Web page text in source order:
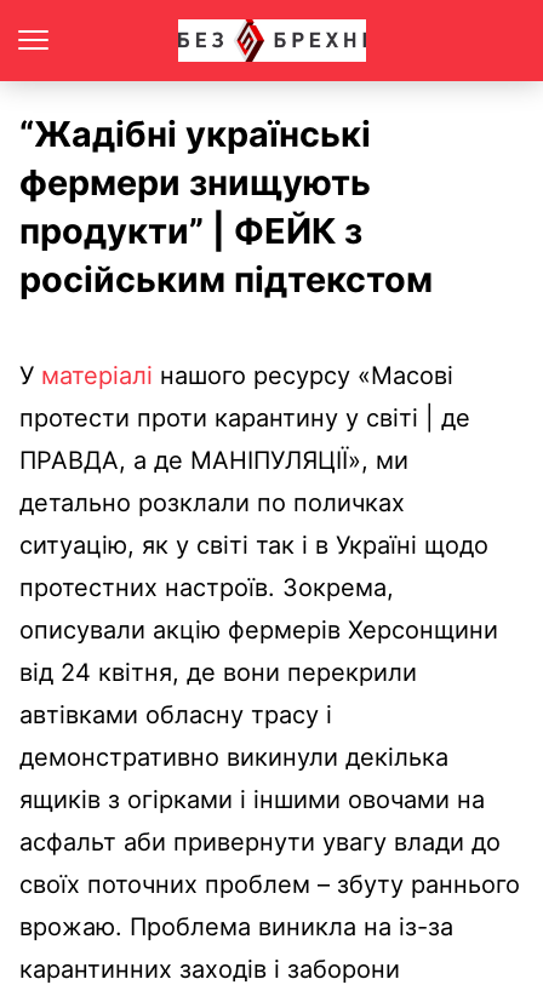
“Жадібні українські
фермери знищують
продукти” | ФЕЙК з
російським підтекстом
У матеріалі нашого ресурсу «Масові
протести проти карантину у світі | де
ПРАВДА, а де МАНІПУЛЯЦІЇ», ми
детально розклали по поличках
ситуацію, як у світі так і в Україні щодо
протестних настроїв. Зокрема,
описували акцію фермерів Херсонщини
від 24 квітня, де вони перекрили
автівками обласну трасу і
демонстративно викинули декілька
ящиків з огірками і іншими овочами на
асфальт аби привернути увагу влади до
своїх поточних проблем – збуту раннього
врожаю. Проблема виникла на із-за
карантинних заходів і заборони